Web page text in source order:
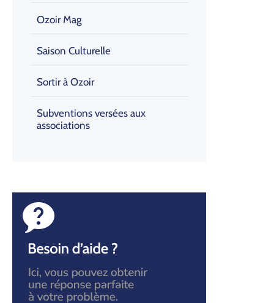
Ozoir Mag
Saison Culturelle
Sortir à Ozoir
Subventions versées aux
associations